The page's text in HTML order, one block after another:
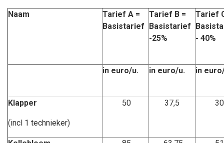
Naam
Tarief A =
Basistarief
Tarief B =
Basistarief
-25%
Tarief
- 40%
in euro/u. in euro/u. in
Klapper
(incl 1 technieker)
50 37,5 30